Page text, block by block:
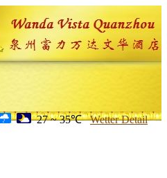
27 ~ 35℃ Wetter Detail